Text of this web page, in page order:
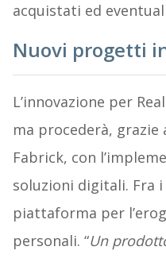
acquistati ed
Nuovi progetti
L’innovazione per
ma procederà, grazie
Fabrick, con
soluzioni digitali. Fra
piattaforma per
personali. “Un